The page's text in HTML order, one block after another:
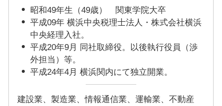
昭和49年生（49歳） 関東学院大卒
平成09年 横浜中央税理士法人・株式会社横浜
中央経理入社。
平成20年9月 同社取締役。以後執行役員（渉
外担当）等。
平成24年4月 横浜関内にて独立開業。
建設業、製造業、情報通信業、運輸業、不動産